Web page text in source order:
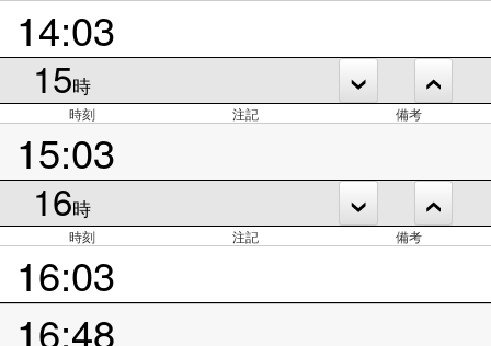
14:03
15時
時刻 注記 備考
15:03
16時
時刻 注記 備考
16:03
16:48